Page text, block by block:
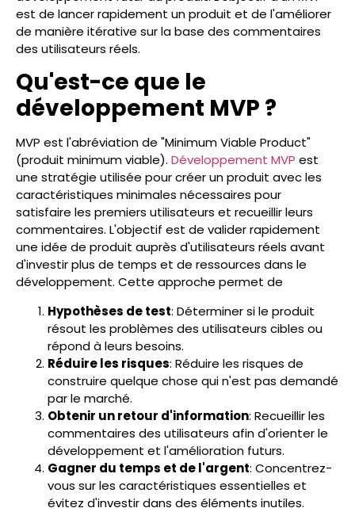
est de lancer rapidement un produit et de l'améliorer
de manière itérative sur la base des commentaires
des utilisateurs réels.
Qu'est-ce que le
développement MVP ?
MVP est l'abréviation de "Minimum Viable Product"
(produit minimum viable). Développement MVP est
une stratégie utilisée pour créer un produit avec les
caractéristiques minimales nécessaires pour
satisfaire les premiers utilisateurs et recueillir leurs
commentaires. L'objectif est de valider rapidement
une idée de produit auprès d'utilisateurs réels avant
d'investir plus de temps et de ressources dans le
développement. Cette approche permet de
Hypothèses de test: Déterminer si le produit
résout les problèmes des utilisateurs cibles ou
répond à leurs besoins.
Réduire les risques: Réduire les risques de
construire quelque chose qui n'est pas demandé
par le marché.
Obtenir un retour d'information: Recueillir les
commentaires des utilisateurs afin d'orienter le
développement et l'amélioration futurs.
Gagner du temps et de l'argent: Concentrez-
vous sur les caractéristiques essentielles et
évitez d'investir dans des éléments inutiles.